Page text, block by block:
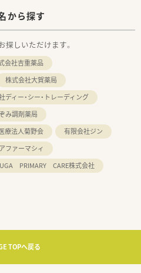
から探す
しいただけます。
会社吉重薬品
株式会社大賀薬局
ディー・シー・トレーディング
み調剤薬局
療法人菊野会
有限会社ジン
ファーマシィ
PRIMARY CARE株式会社
TOPへ戻る